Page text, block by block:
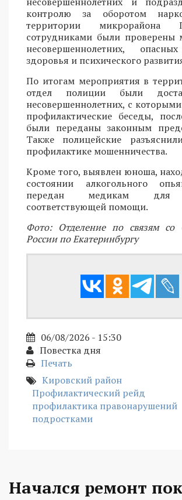
контролю за оборотом
территории микрорайона
сотрудниками были проверены
несовершеннолетних,
здоровья и психического
По итогам мероприятия в
отдел полиции были
несовершеннолетних, с
профилактические беседы,
были переданы законным
Также полицейские
профилактике мошенничества.
Кроме того, выявлен юноша,
состоянии алкогольного
передан медикам для
соответствующей помощи.
Фото: Отделение по связям
России по Екатеринбургу
06/08/2026 - 15:30
Повестка дня
Печать
Кировский район
Профилактический рейд
профилактика правонарушений
подростками
Начался ремонт